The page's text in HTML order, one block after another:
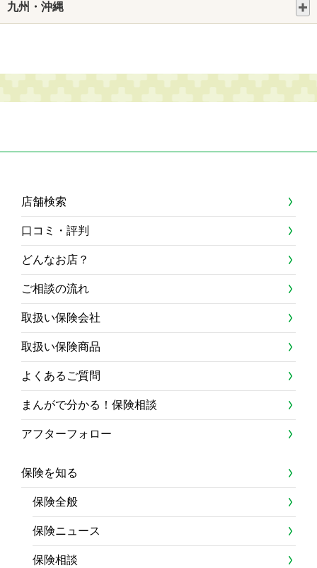
九州・沖縄
店舗検索
口コミ・評判
どんなお店？
ご相談の流れ
取扱い保険会社
取扱い保険商品
よくあるご質問
まんがで分かる！保険相談
アフターフォロー
保険を知る
保険全般
保険ニュース
保険相談